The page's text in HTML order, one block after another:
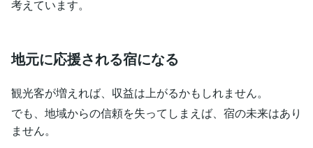
考えています。
地元に応援される宿になる
観光客が増えれば、収益は上がるかもしれません。
でも、地域からの信頼を失ってしまえば、宿の未来はあり
ません。